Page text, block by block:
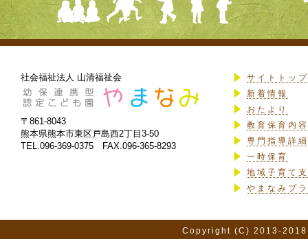
社会福祉法人 山清福祉会
〒861-8043
熊本県熊本市東区戸島西2丁目3-50
TEL.096-369-0375 FAX.096-365-8293
サイトトップ
新着情報
おたより
教育保育内
専門指導詳細
一時保育
地域子育て
やまなみプ
Copyright (C) 2013-